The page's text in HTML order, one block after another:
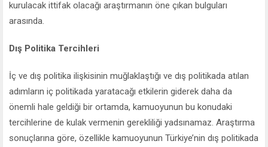
kurulacak ittifak olacağı araştırmanın öne çıkan bulguları
arasında.
Dış Politika Tercihleri
İç ve dış politika ilişkisinin muğlaklaştığı ve dış politikada atılan
adımların iç politikada yaratacağı etkilerin giderek daha da
önemli hale geldiği bir ortamda, kamuoyunun bu konudaki
tercihlerine de kulak vermenin gerekliliği yadsınamaz. Araştırma
sonuçlarına göre, özellikle kamuoyunun Türkiye’nin dış politikada